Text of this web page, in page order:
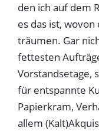
den ich auf dem
es das ist,
träumen. Gar
fettesten
Vorstandsetage,
für entspannte
Papierkram,
allem